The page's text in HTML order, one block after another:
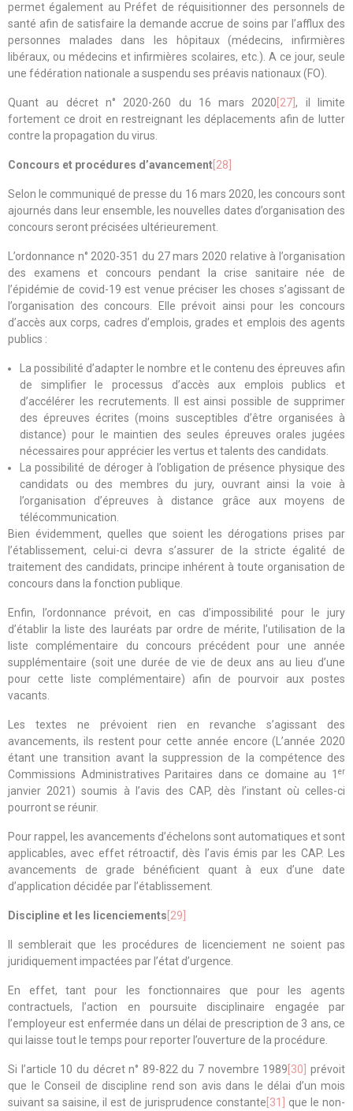
permet également au Préfet de réquisitionner des personnels de
santé afin de satisfaire la demande accrue de soins par l’afflux des
personnes malades dans les hôpitaux (médecins, infirmières
libéraux, ou médecins et infirmières scolaires, etc.). A ce jour, seule
une fédération nationale a suspendu ses préavis nationaux (FO).
Quant au décret n° 2020-260 du 16 mars 2020 [27], il limite
fortement ce droit en restreignant les déplacements afin de lutter
contre la propagation du virus.
Concours et procédures d’avancement [28]
Selon le communiqué de presse du 16 mars 2020, les concours sont
ajournés dans leur ensemble, les nouvelles dates d’organisation des
concours seront précisées ultérieurement.
L’ordonnance n° 2020-351 du 27 mars 2020 relative à l’organisation
des examens et concours pendant la crise sanitaire née de
l’épidémie de covid-19 est venue préciser les choses s’agissant de
l’organisation des concours. Elle prévoit ainsi pour les concours
d’accès aux corps, cadres d’emplois, grades et emplois des agents
publics :
La possibilité d’adapter le nombre et le contenu des épreuves afin
de simplifier le processus d’accès aux emplois publics et
d’accélérer les recrutements. Il est ainsi possible de supprimer
des épreuves écrites (moins susceptibles d’être organisées à
distance) pour le maintien des seules épreuves orales jugées
nécessaires pour apprécier les vertus et talents des candidats.
La possibilité de déroger à l’obligation de présence physique des
candidats ou des membres du jury, ouvrant ainsi la voie à
l’organisation d’épreuves à distance grâce aux moyens de
télécommunication.
Bien évidemment, quelles que soient les dérogations prises par
l’établissement, celui-ci devra s’assurer de la stricte égalité de
traitement des candidats, principe inhérent à toute organisation de
concours dans la fonction publique.
Enfin, l’ordonnance prévoit, en cas d’impossibilité pour le jury
d’établir la liste des lauréats par ordre de mérite, l’utilisation de la
liste complémentaire du concours précédent pour une année
supplémentaire (soit une durée de vie de deux ans au lieu d’une
pour cette liste complémentaire) afin de pourvoir aux postes
vacants.
Les textes ne prévoient rien en revanche s’agissant des
avancements, ils restent pour cette année encore (L’année 2020
étant une transition avant la suppression de la compétence des
Commissions Administratives Paritaires dans ce domaine au 1 er
janvier 2021) soumis à l’avis des CAP, dès l’instant où celles-ci
pourront se réunir.
Pour rappel, les avancements d’échelons sont automatiques et sont
applicables, avec effet rétroactif, dès l’avis émis par les CAP. Les
avancements de grade bénéficient quant à eux d’une date
d’application décidée par l’établissement.
Discipline et les licenciements [29]
Il semblerait que les procédures de licenciement ne soient pas
juridiquement impactées par l’état d’urgence.
En effet, tant pour les fonctionnaires que pour les agents
contractuels, l’action en poursuite disciplinaire engagée par
l’employeur est enfermée dans un délai de prescription de 3 ans, ce
qui laisse tout le temps pour reporter l’ouverture de la procédure.
Si l’article 10 du décret n° 89-822 du 7 novembre 1989 [30]
prévoit
que le Conseil de discipline rend son avis dans le délai d’un mois
suivant sa saisine, il est de jurisprudence constante [31] que le non-